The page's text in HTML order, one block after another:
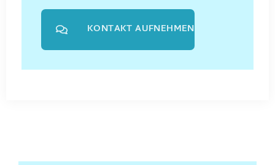
KONTAKT AUFNEHMEN